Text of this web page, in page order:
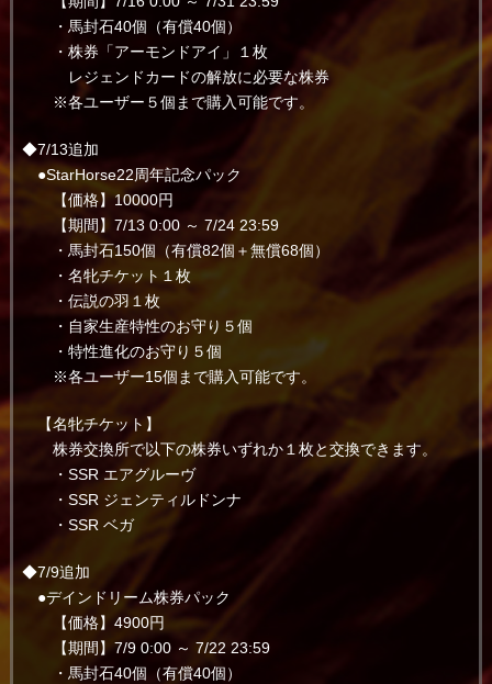
・馬封石40個（有償40個）
・株券「アーモンドアイ」１枚
レジェンドカードの解放に必要な株券
※各ユーザー５個まで購入可能です。
◆7/13追加
●StarHorse22周年記念パック
【価格】10000円
【期間】7/13 0:00 ～ 7/24 23:59
・馬封石150個（有償82個＋無償68個）
・名牝チケット１枚
・伝説の羽１枚
・自家生産特性のお守り５個
・特性進化のお守り５個
※各ユーザー15個まで購入可能です。
【名牝チケット】
株券交換所で以下の株券いずれか１枚と交換できます。
・SSR エアグルーヴ
・SSR ジェンティルドンナ
・SSR ベガ
◆7/9追加
●デインドリーム株券パック
【価格】4900円
【期間】7/9 0:00 ～ 7/22 23:59
・馬封石40個（有償40個）